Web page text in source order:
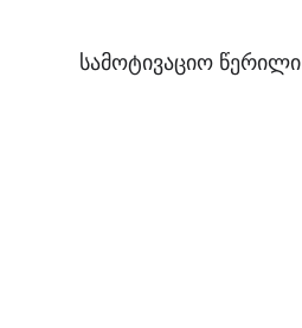
სამოტივაციო წერილი